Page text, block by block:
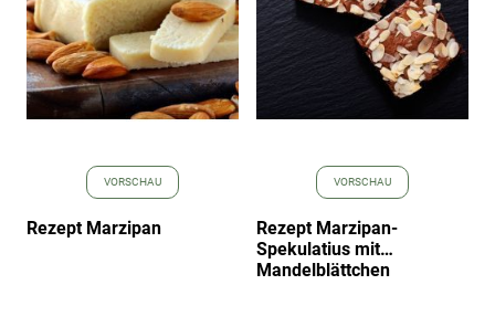
VORSCHAU
Rezept Marzipan
VORSCHAU
Rezept Marzipan-
Spekulatius mit
Mandelblättchen